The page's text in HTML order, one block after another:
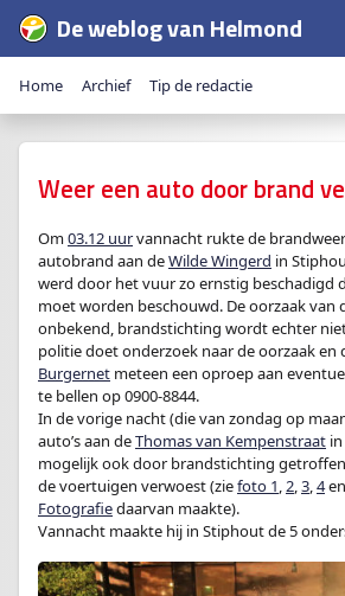
De weblog van Helmond
Home Archief Tip de redactie
Weer een auto door brand
Om03.12 uurvannacht rukte de
autobrand aan deWilde Wingerd in
werd door het vuur zo ernstig beschadigd
moet worden beschouwd. De oorzaak van
onbekend, brandstichting wordt echter
politie doet onderzoek naar de oorzaak en
Burgernet meteen een oproep aan
te bellen op 0900-8844.
In de vorige nacht (die van zondag op
auto’s aan deThomas van Kempenstraat
mogelijk ook door brandstichting
de voertuigen verwoest (ziefoto 1,2,3,4en
Fotografiedaarvan maakte).
Vannacht maakte hij in Stiphout de 5